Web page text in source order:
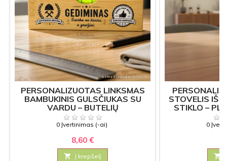
PERSONALIZUOTAS LINKSMAS
BAMBUKINIS GULSČIUKAS SU
VARDU – BUTELIŲ
ATIDARYTUVAS 2IN1
0 Įvertinimas (-ai)
8,60 €
 Į krepšelį
STOVELIS IŠ
STIKLO –
0
